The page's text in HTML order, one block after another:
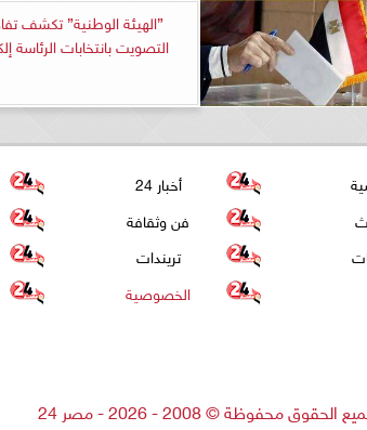
”الهيئة الوطنية” تكشف
التصويت بانتخابات الرئاسة
أخبار 24
فن وثقافة
تريندات
الخصوصية
الحقوق محفوظة©